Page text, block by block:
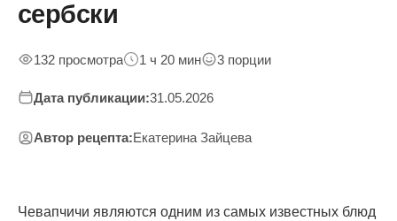
Чевапчичи на гриле
сербски
132 просмотра 1 ч 20 мин 3 порции
Дата публикации:31.05.2026
Автор рецепта:Екатерина Зайцева
Чевапчичи являются одним из самых известных блюд